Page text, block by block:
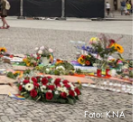
Foto: KNA